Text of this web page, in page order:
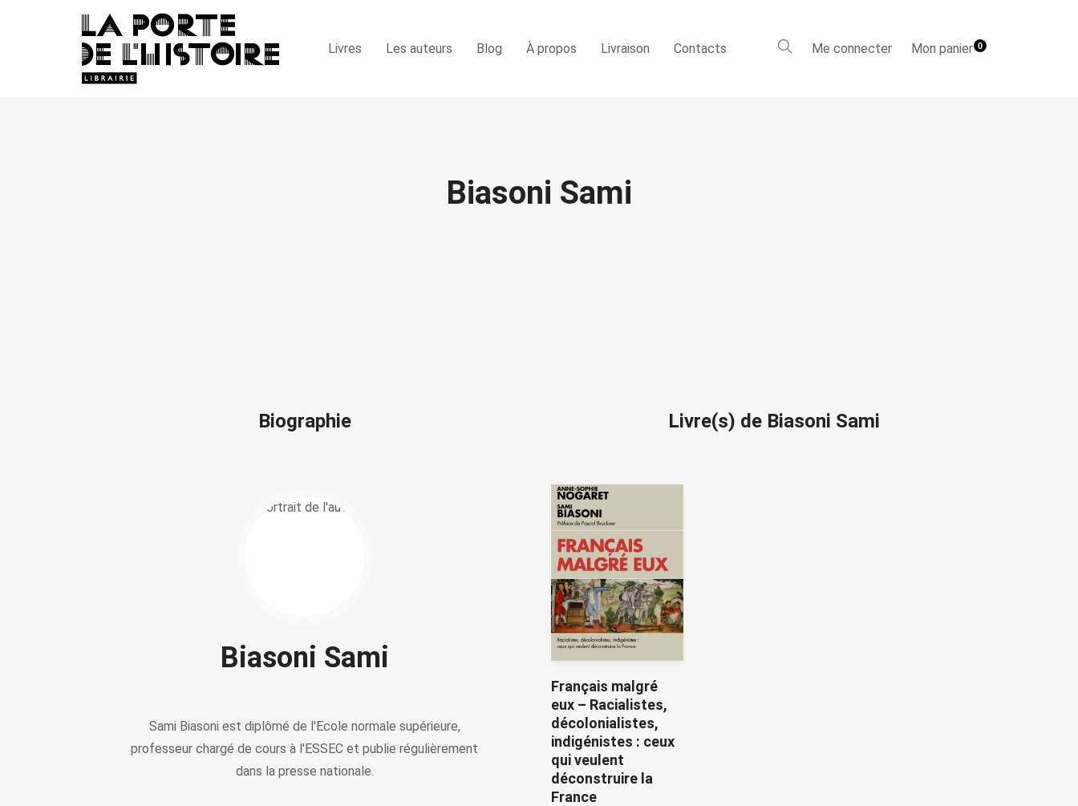
Livres Les auteurs Blog À propos Livraison Contacts Me connecter Mon panier0
Biasoni Sami
Biographie
Biasoni Sami
Sami Biasoni est diplômé de l'Ecole normale supérieure,
professeur chargé de cours à l'ESSEC et publie régulièrement
dans la presse nationale.
Livre(s) de Biasoni Sami
Français malgré
eux – Racialistes,
décolonialistes,
indigénistes : ceux
qui veulent
déconstruire la
France